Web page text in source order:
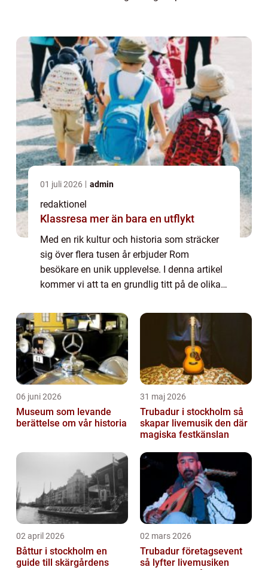
01 juli 2026 admin
redaktionel
Klassresa mer än bara en utflykt
Med en rik kultur och historia som sträcker
sig över flera tusen år erbjuder Rom
besökare en unik upplevelse. I denna artikel
kommer vi att ta en grundlig titt på de olika
populära. Översikt över ”Rom sev...
06 juni 2026
Museum som levande
berättelse om vår historia
31 maj 2026
Trubadur i stockholm så
skapar livemusik den där
magiska festkänslan
02 april 2026
Båttur i stockholm en
guide till skärgårdens
02 mars 2026
Trubadur företagsevent
så lyfter livemusiken